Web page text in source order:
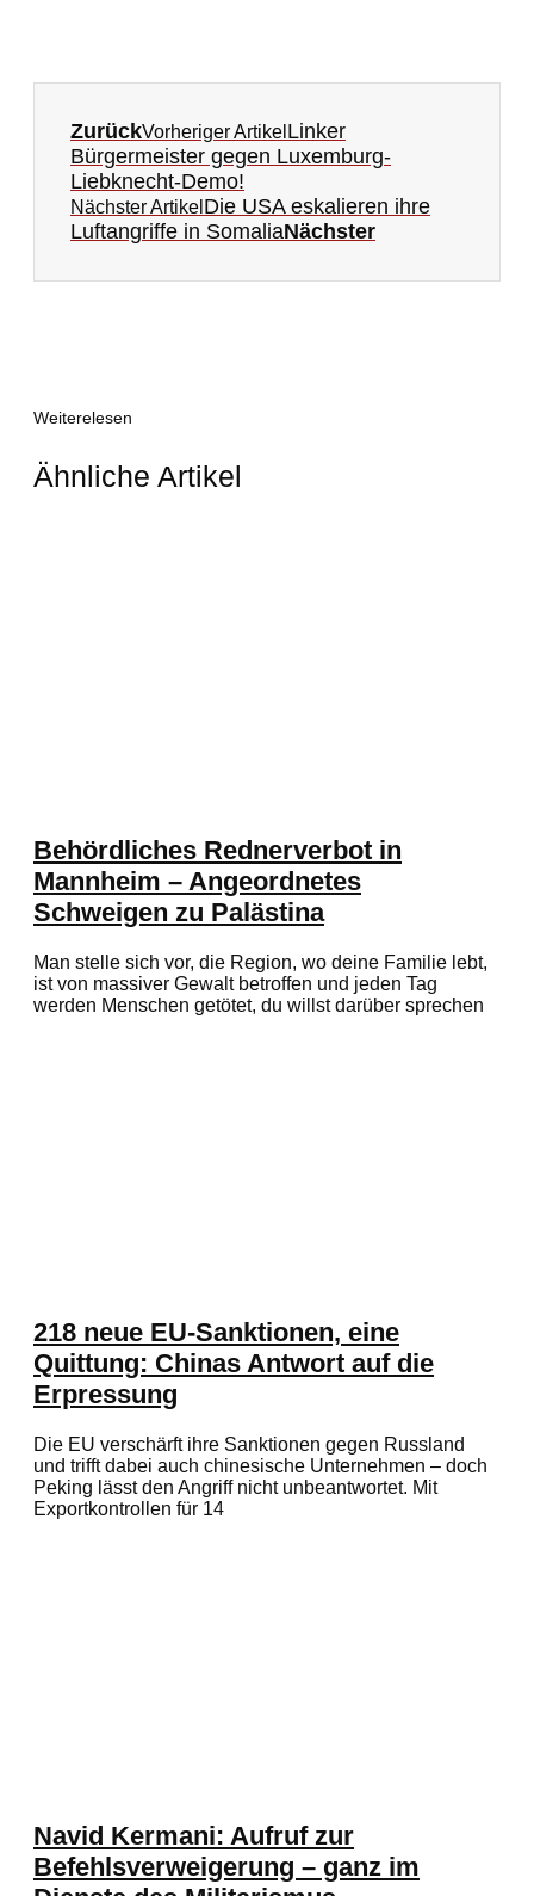
ZurückVorheriger Artikel Linker
Bürgermeister gegen Luxemburg-
Liebknecht-Demo!
Nächster Artikel Die USA eskalieren ihre
Luftangriffe in SomaliaNächster
Weiterelesen
Ähnliche Artikel
Behördliches Rednerverbot in
Mannheim – Angeordnetes
Schweigen zu Palästina
Man stelle sich vor, die Region, wo deine Familie lebt,
ist von massiver Gewalt betroffen und jeden Tag
werden Menschen getötet, du willst darüber sprechen
218 neue EU-Sanktionen, eine
Quittung: Chinas Antwort auf die
Erpressung
Die EU verschärft ihre Sanktionen gegen Russland
und trifft dabei auch chinesische Unternehmen – doch
Peking lässt den Angriff nicht unbeantwortet. Mit
Exportkontrollen für 14
Navid Kermani: Aufruf zur
Befehlsverweigerung – ganz im